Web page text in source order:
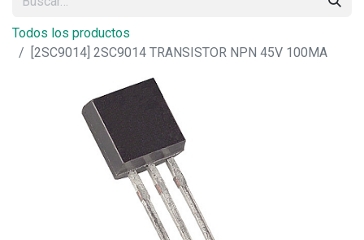
Todos los productos
[2SC9014] 2SC9014 TRANSISTOR NPN 45V 100MA